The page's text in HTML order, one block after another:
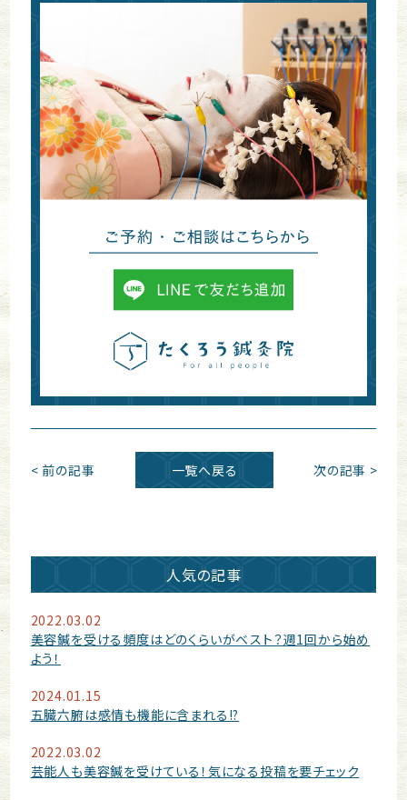
< 前の記事 一覧へ戻る 次の記事 >
人気の記事
2022.03.02
美容鍼を受ける頻度はどのくらいがベスト？週1回から始め
よう！
2024.01.15
五臓六腑は感情も機能に含まれる!?
2022.03.02
芸能人も美容鍼を受けている！気になる投稿を要チェック